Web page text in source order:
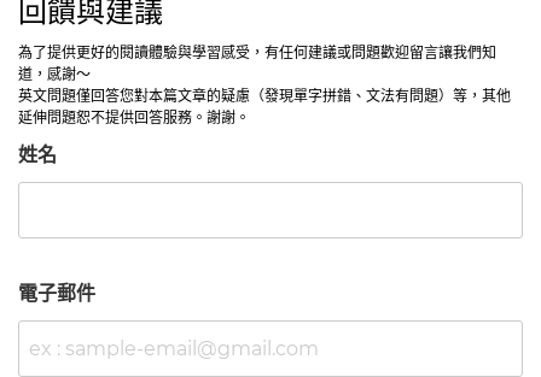
回饋與建議
為了提供更好的閱讀體驗與學習感受，有任何建議或問題歡迎留言讓我們知
道，感謝～
英文問題僅回答您對本篇文章的疑慮（發現單字拼錯、文法有問題）等，其他
延伸問題恕不提供回答服務。謝謝。
姓名
電子郵件